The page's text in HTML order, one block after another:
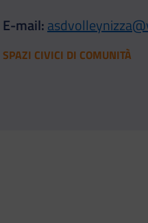
E-mail:
SPAZI CIVICI DI COMUNITÀ